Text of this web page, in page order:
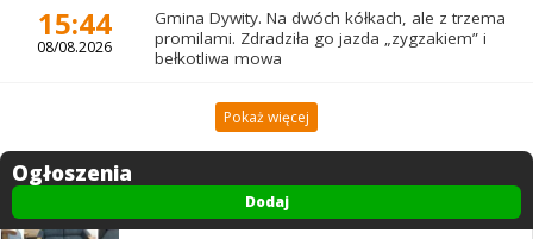
15:44
08/08.2026
Gmina Dywity. Na dwóch kółkach, ale z trzema
promilami. Zdradziła go jazda „zygzakiem” i
bełkotliwa mowa
Pokaż więcej
Ogłoszenia
Dodaj